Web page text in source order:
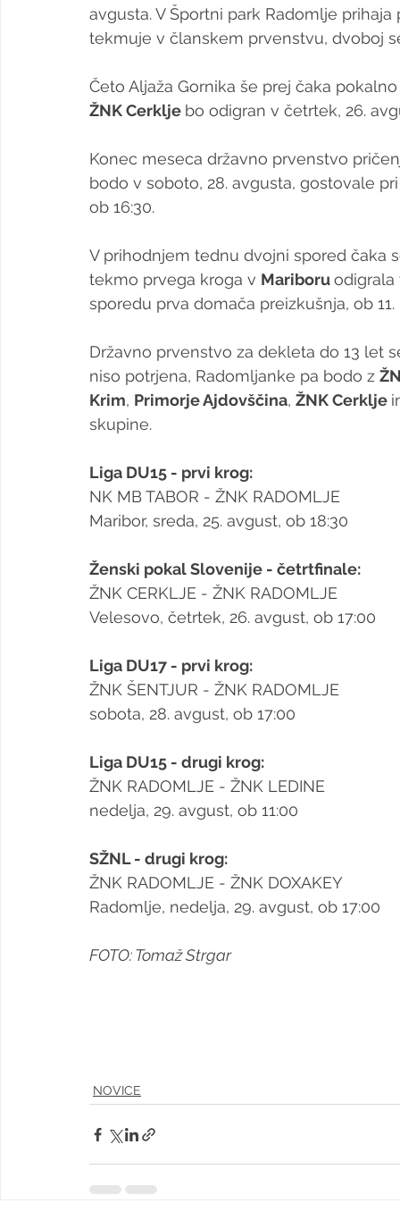
avgusta. V Športni park Radomlje
tekmuje v članskem prvenstvu, dvoboj
Četo Aljaža Gornika še prej čaka
ŽNK Cerklje bo odigran v četrtek, 26.
Konec meseca državno prvenstvo
bodo v soboto, 28. avgusta, gostovale
ob 16:30.
V prihodnjem tednu dvojni spored čaka
tekmo prvega kroga v Mariboru odigrala
sporedu prva domača preizkušnja, ob
Državno prvenstvo za dekleta do 13 let
niso potrjena, Radomljanke pa bodo z
Krim, Primorje Ajdovščina, ŽNK Cerklje
skupine.
Liga DU15 - prvi krog:
NK MB TABOR - ŽNK RADOMLJE
Maribor, sreda, 25. avgust, ob 18:30
Ženski pokal Slovenije - četrtfinale:
ŽNK CERKLJE - ŽNK RADOMLJE
Velesovo, četrtek, 26. avgust, ob 17:00
Liga DU17 - prvi krog:
ŽNK ŠENTJUR - ŽNK RADOMLJE
sobota, 28. avgust, ob 17:00
Liga DU15 - drugi krog:
ŽNK RADOMLJE - ŽNK LEDINE
nedelja, 29. avgust, ob 11:00
SŽNL - drugi krog:
ŽNK RADOMLJE - ŽNK DOXAKEY
Radomlje, nedelja, 29. avgust, ob 17:00
FOTO: Tomaž Strgar
NOVICE